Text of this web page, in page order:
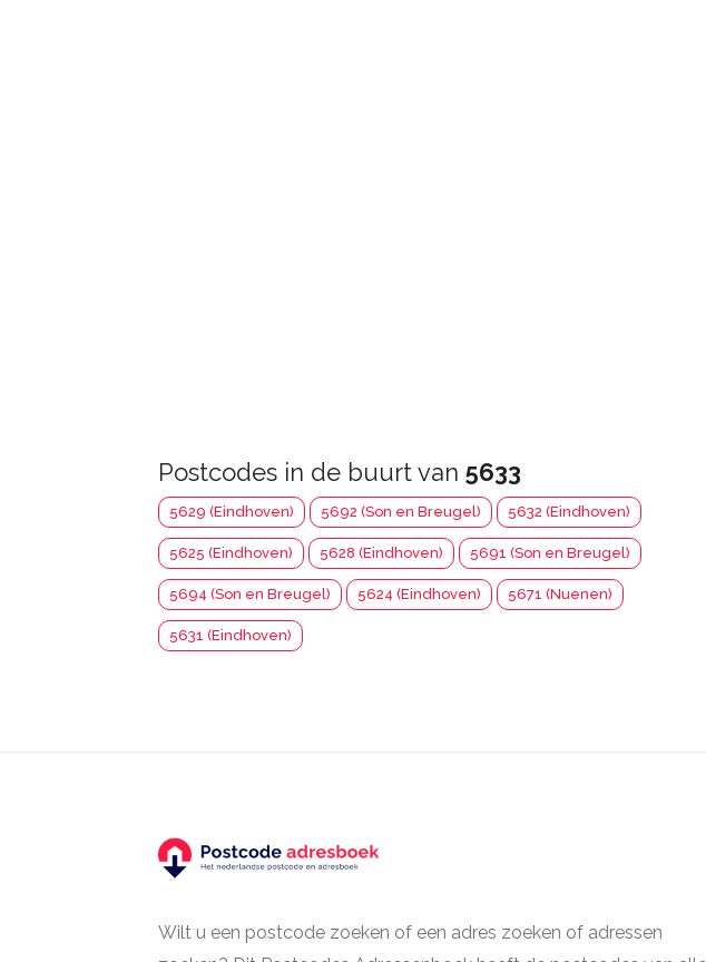
Postcodes in de buurt van 5633
5629 (Eindhoven) 5692 (Son en Breugel) 5632 (Eindhoven)
5625 (Eindhoven) 5628 (Eindhoven) 5691 (Son en Breugel)
5694 (Son en Breugel) 5624 (Eindhoven) 5671 (Nuenen)
5631 (Eindhoven)
Wilt u een postcode zoeken of een adres zoeken of adressen